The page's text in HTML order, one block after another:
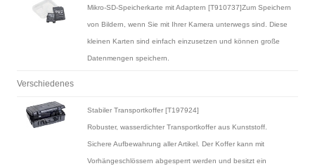
Mikro-SD-Speicherkarte mit Adaptern [T910737]Zum Speichern
von Bildern, wenn Sie mit Ihrer Kamera unterwegs sind. Diese
kleinen Karten sind einfach einzusetzen und können große
Datenmengen speichern.
Verschiedenes
Stabiler Transportkoffer [T197924]
Robuster, wasserdichter Transportkoffer aus Kunststoff.
Sichere Aufbewahrung aller Artikel. Der Koffer kann mit
Vorhängeschlössern abgesperrt werden und besitzt ein